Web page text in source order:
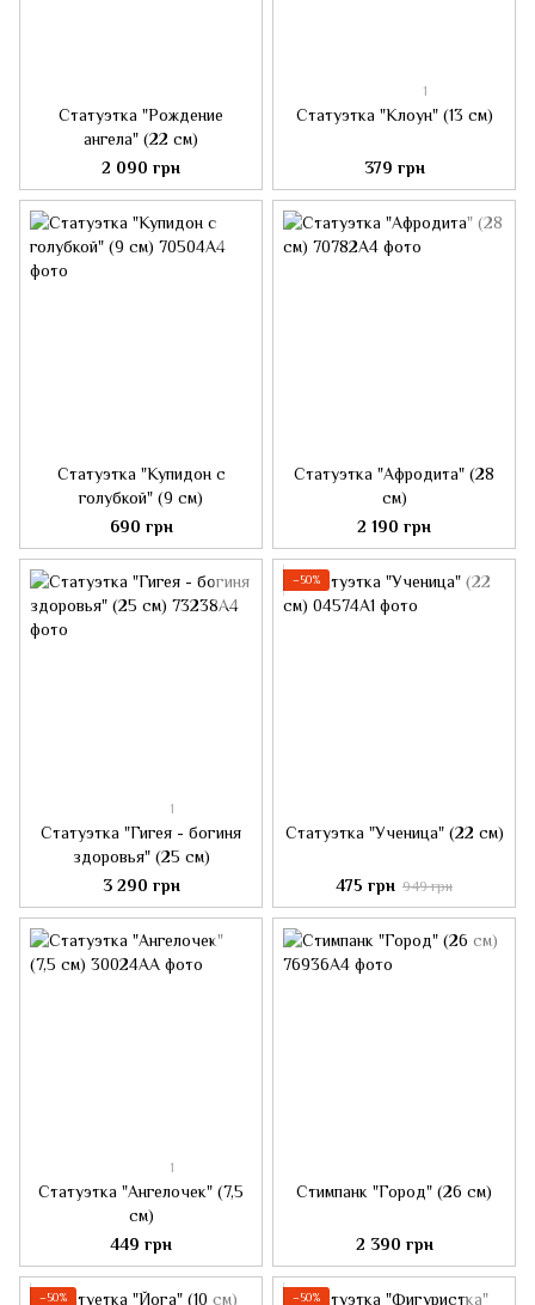
Статуэтка "Рождение
ангела" (22 см)
2 090 грн
1
Статуэтка "Клоун" (13 см)
379 грн
Статуэтка "Купидон с
голубкой" (9 см)
690 грн
Статуэтка "Афродита" (28
см)
2 190 грн
1
Статуэтка "Гигея - богиня
здоровья" (25 см)
3 290 грн
−50%
Статуэтка "Ученица" (22 см)
475 грн 949 грн
1
Статуэтка "Ангелочек" (7,5
см)
449 грн
Стимпанк "Город" (26 см)
2 390 грн
−50% −50%